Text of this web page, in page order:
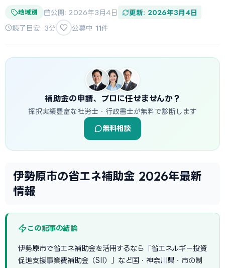
地域別 公開: 2026年3月4日 更新: 2026年3月4日
読了目安: 3分 公募中 11件
補助金の申請、プロに任せませんか？
採択実績豊富な社労士・行政書士が無料で診断します
無料相談
伊勢原市の省エネ補助金 2026年最新
情報
この記事の結論
伊勢原市で省エネ補助金を活用するなら「省エネルギー投資
促進支援事業費補助金（SII）」など国・神奈川県・市の制